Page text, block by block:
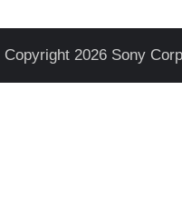
Copyright 2026 Sony